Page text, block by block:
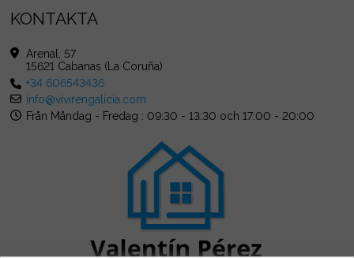
KONTAKTA
Arenal, 57
15621 Cabanas (La Coruña)
+34 606543436
info@vivirengalicia.com
Från Måndag - Fredag : 09:30 - 13:30 och 17:00 - 20:00